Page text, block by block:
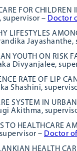
FOR CHILDREN
– Doctor
LIFESTYLES
Jayashanthe,
YOUTH ON RISK
Divyanjalee,
RATE OF LIP
Shashini,
SYSTEM IN
Akithma,
TO HEALTHCARE
– Doctor
HEALTH